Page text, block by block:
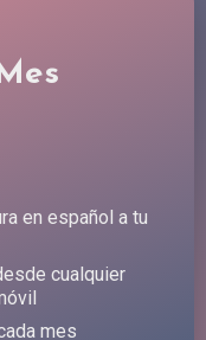
en español a tu
cualquier
mes